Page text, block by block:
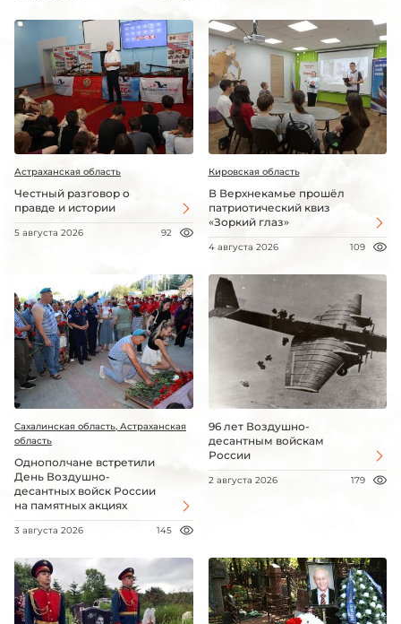
Астраханская область
Честный разговор о
правде и истории
5 августа 2026 92
Кировская область
В Верхнекамье прошёл
патриотический квиз
«Зоркий глаз»
4 августа 2026 109
Сахалинская область, Астраханская
область
Однополчане встретили
День Воздушно-
десантных войск России
на памятных акциях
3 августа 2026 145
96 лет Воздушно-
десантным войскам
России
2 августа 2026 179